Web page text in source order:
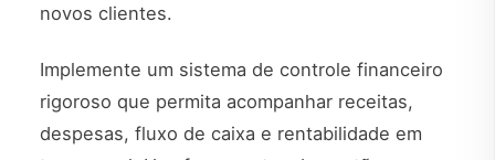
novos clientes.
Implemente um sistema de controle financeiro
rigoroso que permita acompanhar receitas,
despesas, fluxo de caixa e rentabilidade em